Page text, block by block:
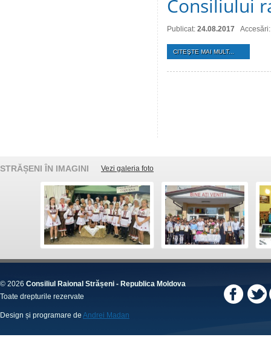
Consiliului
Publicat: 24.08.2017
CITEŞTE MAI MULT...
STRĂȘENI ÎN IMAGINI Vezi galeria foto
© 2026 Consiliul Raional Strășeni - Republica Moldova
Toate drepturile rezervate
Design și programare de Andrei Madan